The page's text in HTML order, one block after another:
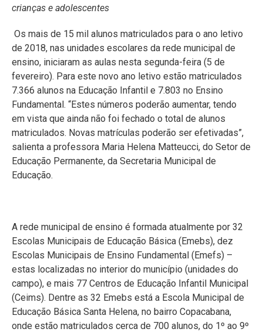
crianças e adolescentes
Os mais de 15 mil alunos matriculados para o ano letivo
de 2018, nas unidades escolares da rede municipal de
ensino, iniciaram as aulas nesta segunda-feira (5 de
fevereiro). Para este novo ano letivo estão matriculados
7.366 alunos na Educação Infantil e 7.803 no Ensino
Fundamental. “Estes números poderão aumentar, tendo
em vista que ainda não foi fechado o total de alunos
matriculados. Novas matrículas poderão ser efetivadas”,
salienta a professora Maria Helena Matteucci, do Setor de
Educação Permanente, da Secretaria Municipal de
Educação.
A rede municipal de ensino é formada atualmente por 32
Escolas Municipais de Educação Básica (Emebs), dez
Escolas Municipais de Ensino Fundamental (Emefs) –
estas localizadas no interior do município (unidades do
campo), e mais 77 Centros de Educação Infantil Municipal
(Ceims). Dentre as 32 Emebs está a Escola Municipal de
Educação Básica Santa Helena, no bairro Copacabana,
onde estão matriculados cerca de 700 alunos, do 1º ao 9º